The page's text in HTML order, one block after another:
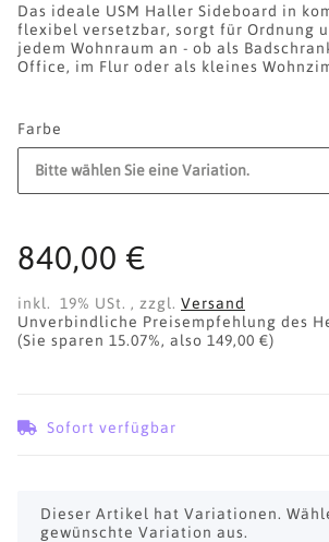
Das ideale USM Haller Sideboard in
flexibel versetzbar, sorgt für Ordnung
jedem Wohnraum an - ob als
Office, im Flur oder als kleines
Farbe
Bitte wählen Sie eine Variation.
840,00 €
inkl. 19% USt. , zzgl. Versand
Unverbindliche Preisempfehlung des
(Sie sparen 15.07%, also 149,00 €)
Sofort verfügbar
x
Dieser Artikel hat Variationen.
gewünschte Variation aus.